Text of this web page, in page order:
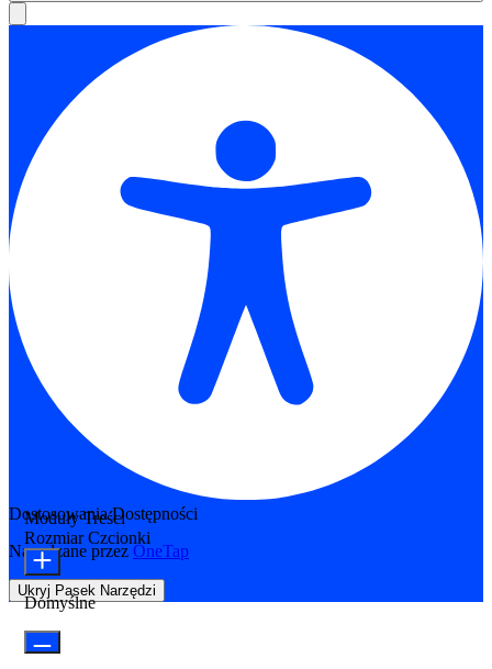
Dostosowania Dostępności
Napędzane przez OneTap
Ukryj Pasek Narzędzi
Moduły Treści
Rozmiar Czcionki
Domyślne